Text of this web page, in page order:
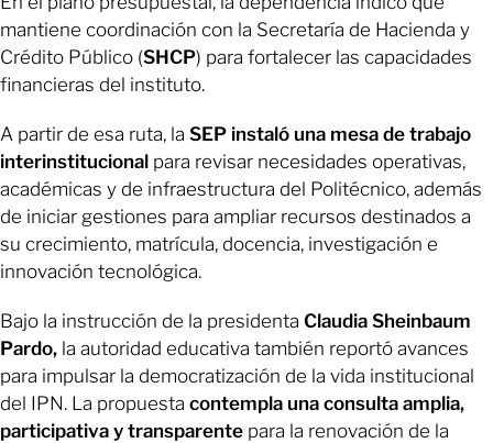
mantiene coordinación con la Secretaría de Hacienda y
Crédito Público (SHCP) para fortalecer las capacidades
financieras del instituto.
A partir de esa ruta, la SEP instaló una mesa de trabajo
interinstitucional para revisar necesidades operativas,
académicas y de infraestructura del Politécnico, además
de iniciar gestiones para ampliar recursos destinados a
su crecimiento, matrícula, docencia, investigación e
innovación tecnológica.
Bajo la instrucción de la presidenta Claudia Sheinbaum
Pardo, la autoridad educativa también reportó avances
para impulsar la democratización de la vida institucional
del IPN. La propuesta contempla una consulta amplia,
participativa y transparente para la renovación de la